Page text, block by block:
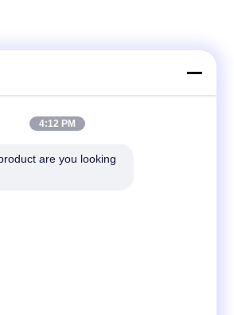
4:12 PM
are you looking